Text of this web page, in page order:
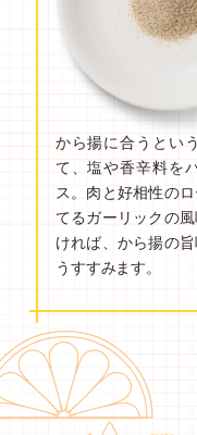
から揚に合うとい
て、塩や香辛料を
ス。肉と好相性の
てるガーリックの
ければ、から揚の
うすすみます。